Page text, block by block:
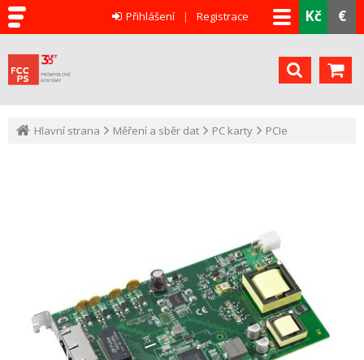
Kč €
Přihlášení Registrace
Hlavní strana Měření a sběr dat PC karty PCIe